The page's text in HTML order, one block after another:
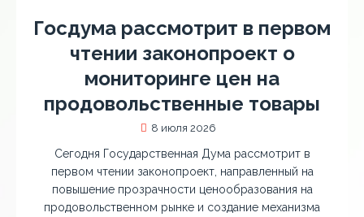
Госдума рассмотрит в первом
чтении законопроект о
мониторинге цен на
продовольственные товары
8 июля 2026
Сегодня Государственная Дума рассмотрит в
первом чтении законопроект, направленный на
повышение прозрачности ценообразования на
продовольственном рынке и создание механизма